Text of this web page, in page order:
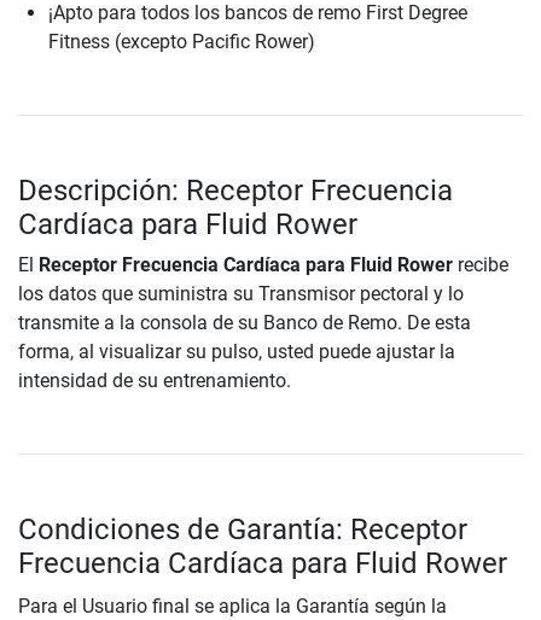
¡Apto para todos los bancos de remo First Degree
Fitness (excepto Pacific Rower)
Descripción: Receptor Frecuencia
Cardíaca para Fluid Rower
El Receptor Frecuencia Cardíaca para Fluid Rower recibe
los datos que suministra su Transmisor pectoral y lo
transmite a la consola de su Banco de Remo. De esta
forma, al visualizar su pulso, usted puede ajustar la
intensidad de su entrenamiento.
Condiciones de Garantía: Receptor
Frecuencia Cardíaca para Fluid Rower
Para el Usuario final se aplica la Garantía según la